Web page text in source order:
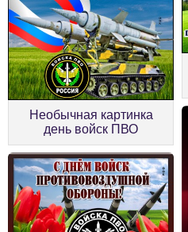
Необычная картинка
день войск ПВО